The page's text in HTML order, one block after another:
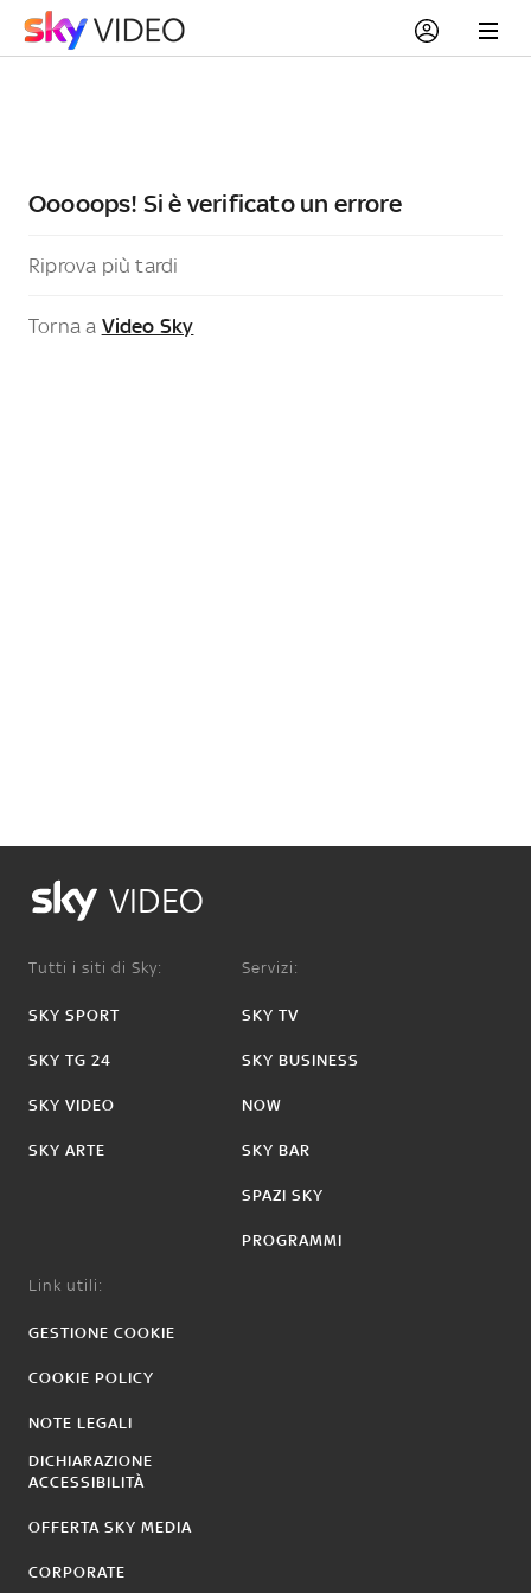
Ooooops! Si è verificato un errore
Riprova più tardi
Torna a Video Sky
VIDEO
Tutti i siti di Sky:
SKY SPORT
SKY TG 24
SKY VIDEO
SKY ARTE
Servizi:
SKY TV
SKY BUSINESS
NOW
SKY BAR
SPAZI SKY
PROGRAMMI
Link utili:
GESTIONE COOKIE
COOKIE POLICY
NOTE LEGALI
DICHIARAZIONE
ACCESSIBILITÀ
OFFERTA SKY MEDIA
CORPORATE